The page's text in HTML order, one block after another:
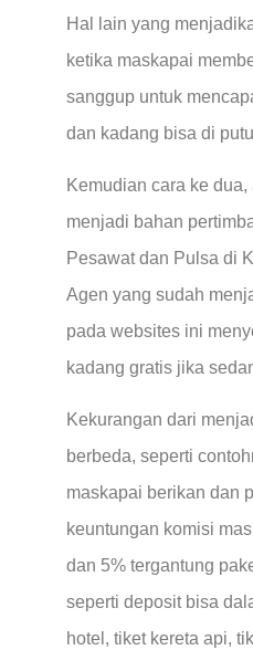
Hal lain yang
ketika maskapai
sanggup untuk
dan kadang bisa di
Kemudian cara ke
menjadi bahan
Pesawat dan Pulsa di
Agen yang sudah
pada websites ini
kadang gratis jika
Kekurangan dari
berbeda, seperti
maskapai berikan dan
keuntungan komisi
dan 5% tergantung
seperti deposit bisa
hotel, tiket kereta api,